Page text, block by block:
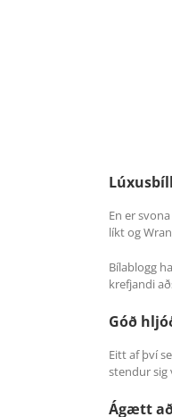
En er
líkt og
Bílablogg
krefjandi
Góð
Eitt af því
stendur sig
Ágætt